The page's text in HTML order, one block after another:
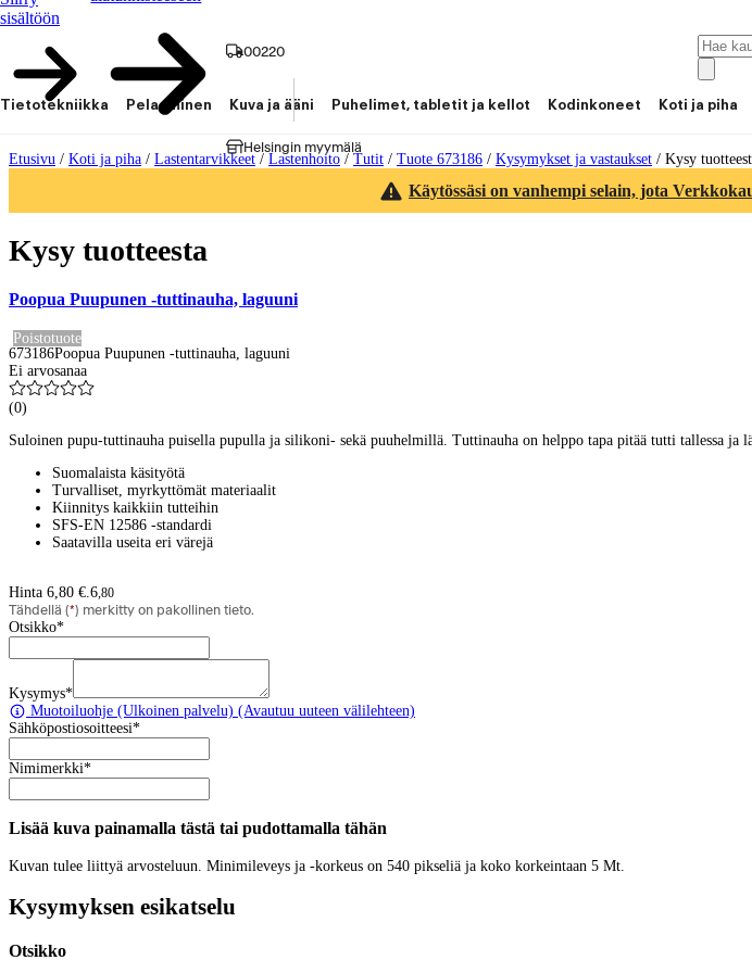
sisältöön
00220
Helsingin myymälä
Tietotekniikka Pelaaminen Kuva ja ääni Puhelimet, tabletit ja kellot Kodinkoneet Koti ja piha
Etusivu / Koti ja piha / Lastentarvikkeet / Lastenhoito / Tutit / Tuote 673186 / Kysymykset ja vastaukset / Kysy
Käytössäsi on vanhempi selain, jota
Kysy tuotteesta
Poopua Puupunen -tuttinauha, laguuni
Poistotuote
673186Poopua Puupunen -tuttinauha, laguuni
Ei arvosanaa
(0)
Suloinen pupu-tuttinauha puisella pupulla ja silikoni- sekä puuhelmillä. Tuttinauha on helppo tapa pitää tutti tallessa
Suomalaista käsityötä
Turvalliset, myrkyttömät materiaalit
Kiinnitys kaikkiin tutteihin
SFS-EN 12586 -standardi
Saatavilla useita eri värejä
Hinta 6,80 €.6,80
Tähdellä (*) merkitty on pakollinen tieto.
Otsikko*
Kysymys*
Muotoiluohje (Ulkoinen palvelu) (Avautuu uuteen välilehteen)
Sähköpostiosoitteesi*
Nimimerkki*
Lisää kuva painamalla tästä tai pudottamalla tähän
Kuvan tulee liittyä arvosteluun. Minimileveys ja -korkeus on 540 pikseliä ja koko korkeintaan 5 Mt.
Kysymyksen esikatselu
Otsikko